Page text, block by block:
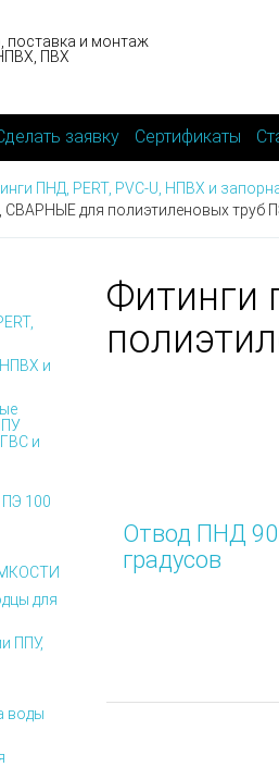
поставка и монтаж
ПВХ
заявку Сертификаты
ПНД, PERT, PVC-U, НПВХ и
для полиэтиленовых труб
Отвод ПНД 90
градусов
НПВХ и
и
100
для
ППУ,
воды